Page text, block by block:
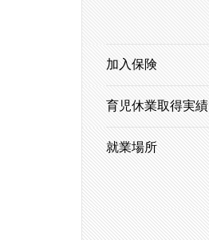
加入保険
育児休業取得実績
就業場所